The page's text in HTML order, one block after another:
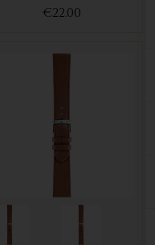
€22.00